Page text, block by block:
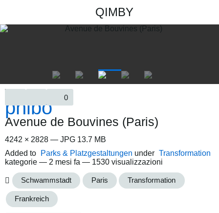
QIMBY
0
Avenue de Bouvines (Paris)
4242 × 2828 — JPG 13.7 MB
Added to
Parks & Platzgestaltungen under Transformation
kategorie — 2 mesi fa — 1530 visualizzazioni
Schwammstadt Paris Transformation
Frankreich